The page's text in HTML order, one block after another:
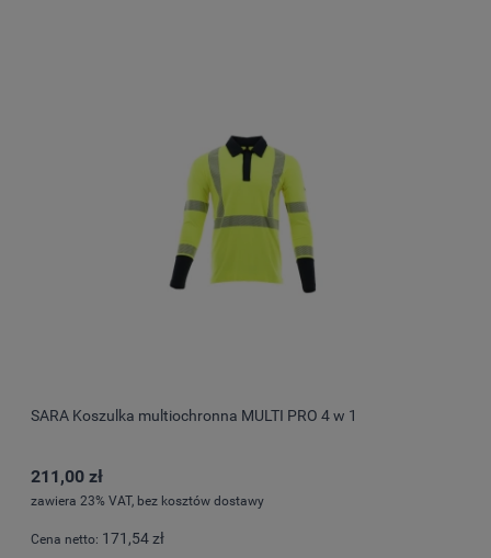
SARA Koszulka multiochronna MULTI PRO 4 w 1
211,00 zł
zawiera 23% VAT, bez kosztów dostawy
Cena netto: 171,54 zł